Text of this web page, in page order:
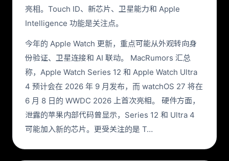
亮相。Touch ID、新芯片、卫星能力和 Apple
Intelligence 功能是关注点。
今年的 Apple Watch 更新，重点可能从外观转向身
份验证、卫星连接和 AI 联动。 MacRumors 汇总
称，Apple Watch Series 12 和 Apple Watch Ultra
4 预计会在 2026 年 9 月发布，而 watchOS 27 将在
6 月 8 日的 WWDC 2026 上首次亮相。 硬件方面，
泄露的苹果内部代码曾显示，Series 12 和 Ultra 4
可能加入新的芯片。更受关注的是 T…